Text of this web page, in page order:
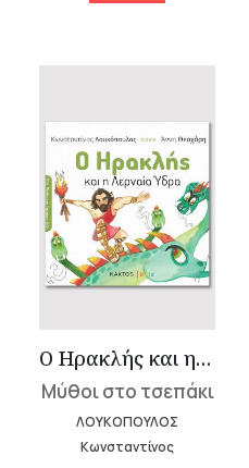
Ο Ηρακλής και η Λερναία Ύδρα
Μύθοι στο τσεπάκι
ΛΟΥΚΟΠΟΥΛΟΣ
Κωνσταντίνος